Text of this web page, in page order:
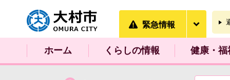
大村市
緊急情報
ホーム くらしの情報 健康・福